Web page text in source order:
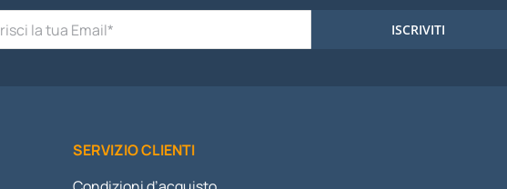
ISCRIVITI
SERVIZIO CLIENTI